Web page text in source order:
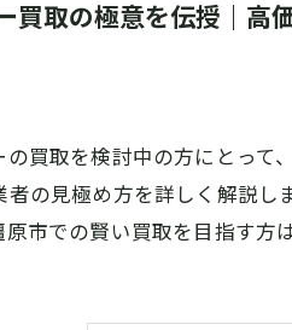
買取の極意を伝授｜高
買取を検討中の方にとっ
の見極め方を詳しく解説
市での賢い買取を目指す方